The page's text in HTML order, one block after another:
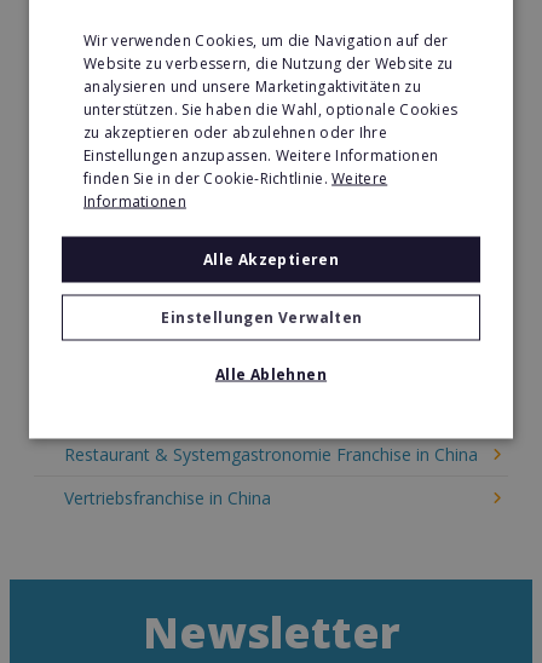
Tier- & Zoobedarf Franchise in China
Immobilien Franchise in China
Kinder & Erziehung Franchise in China
Kosmetik Franchise in China
Lebensmittel Franchise in China
Medien & Werbung Franchise in China
Möbel & Einrichtung Franchise in China
Nachhilfe & Weiterbildung Franchise in China
Restaurant & Systemgastronomie Franchise in China
Vertriebsfranchise in China
Newsletter
Wir verwenden Cookies, um die Navigation auf der
Website zu verbessern, die Nutzung der Website zu
analysieren und unsere Marketingaktivitäten zu
unterstützen. Sie haben die Wahl, optionale Cookies
zu akzeptieren oder abzulehnen oder Ihre
Einstellungen anzupassen. Weitere Informationen
finden Sie in der Cookie-Richtlinie.Weitere
Informationen
Alle Akzeptieren
Einstellungen Verwalten
Alle Ablehnen